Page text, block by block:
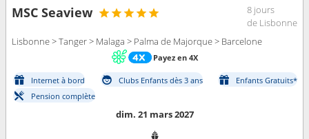
MSC Seaview
8 jours
de Lisbonne
Lisbonne > Tanger > Malaga > Palma de Majorque > Barcelone
Payez en 4X
Internet à bord Clubs Enfants dès 3 ans
Enfants Gratuits*
Pension complète
dim. 21 mars 2027